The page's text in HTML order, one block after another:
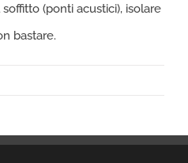
(ponti acustici), isolare
bastare.